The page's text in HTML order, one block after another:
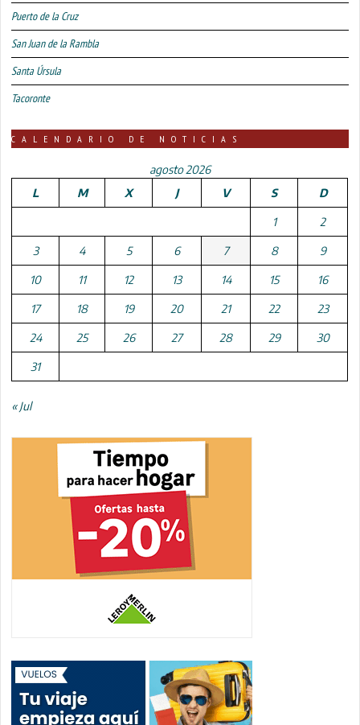
Puerto de la Cruz
San Juan de la Rambla
Santa Úrsula
Tacoronte
CALENDARIO DE NOTICIAS
agosto 2026
L
M X J V S D
1 2
3 4 5 6 7 8 9
10 11 12 13 14 15 16
17 18 19 20 21 22 23
24 25 26 27 28 29 30
31
« Jul